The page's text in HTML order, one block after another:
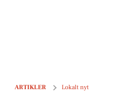
ARTIKLER Lokalt nyt
Jørgen Leths død efterlader stort